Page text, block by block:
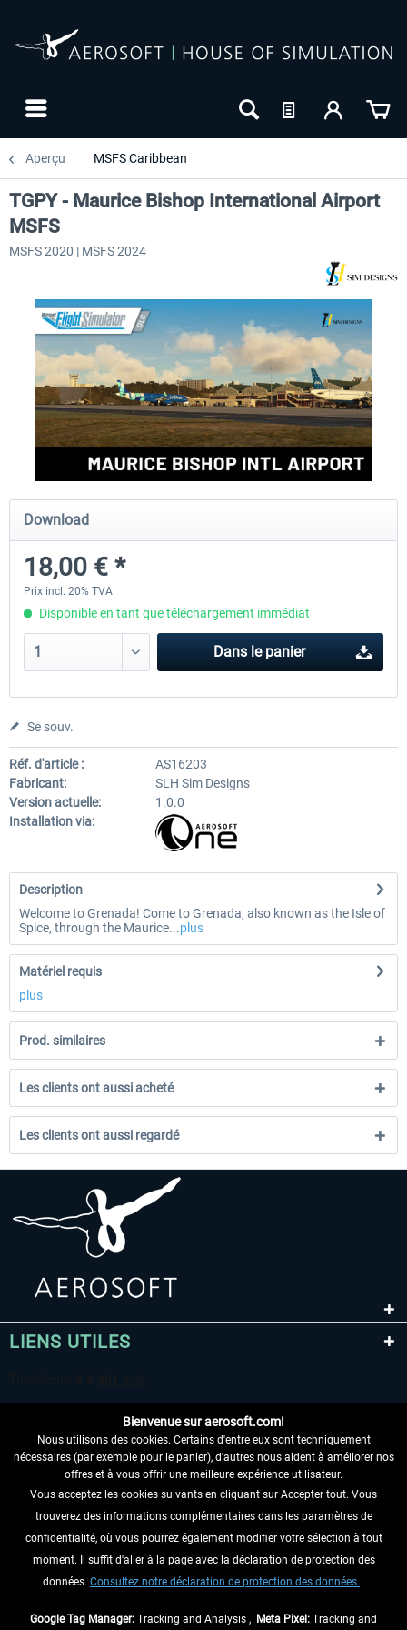
Aperçu MSFS Caribbean
FSDG - St Lucia TLPC MSFS FSDG - St Lucia TLPL
TGPY - Maurice Bishop International Airport
MSFS
MSFS 2020 | MSFS 2024
Download
18,00 € *
Prix incl. 20% TVA
Disponible en tant que téléchargement immédiat
Dans le panier
Se souv.
Réf. d'article :
AS16203
Fabricant:
SLH Sim Designs
Version actuelle:
1.0.0
Installation via:
Description
Welcome to Grenada! Come to Grenada, also known as the Isle of
Spice, through the Maurice...plus
Matériel requis
plus
Prod. similaires
Les clients ont aussi acheté
Les clients ont aussi regardé
LIENS UTILES
RENONCER AU CONTRAT ICI
INFORMATIONS
NE MANQUEZ PAS LES DERNIÈRES
Bienvenue sur aerosoft.com!
Nous utilisons des cookies. Certains d'entre eux sont techniquement
nécessaires (par exemple pour le panier), d'autres nous aident à améliorer nos
offres et à vous offrir une meilleure expérience utilisateur.
Vous acceptez les cookies suivants en cliquant sur Accepter tout. Vous
trouverez des informations complémentaires dans les paramètres de
confidentialité, où vous pourrez également modifier votre sélection à tout
moment. Il suffit d'aller à la page avec la déclaration de protection des
données. Consultez notre déclaration de protection des données.
Google Tag Manager: Tracking and Analysis , Meta Pixel: Tracking and